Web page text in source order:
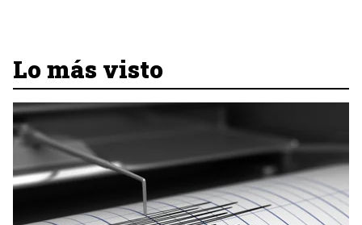
Lo más visto